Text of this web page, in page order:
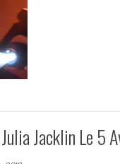
Jacklin Le 5